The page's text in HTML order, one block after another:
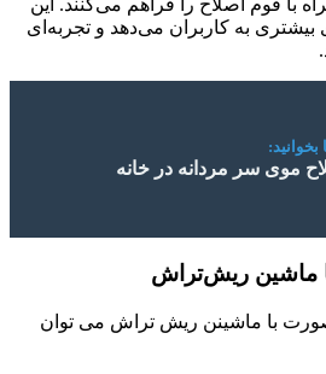
با فوم اصلاح را فراهم می‌کنند. این
به کاربران می‌دهد و تجربه‌ای
بخوانید:
موی سر مردانه در خانه
ماشین ریش‌تراش
با ماشینن ریش تراش می توان